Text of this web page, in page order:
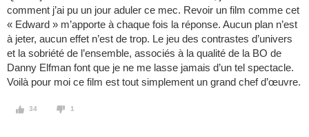
comment j’ai pu un jour aduler ce mec. Revoir un film comme cet
« Edward » m’apporte à chaque fois la réponse. Aucun plan n’est
à jeter, aucun effet n’est de trop. Le jeu des contrastes d’univers
et la sobriété de l’ensemble, associés à la qualité de la BO de
Danny Elfman font que je ne me lasse jamais d’un tel spectacle.
Voilà pour moi ce film est tout simplement un grand chef d’œuvre.
34 1